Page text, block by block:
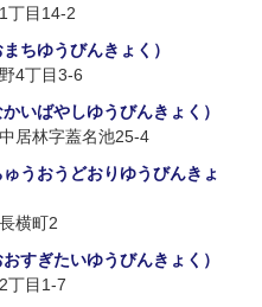
丁目14-2
ちゆうびんきょく）
4丁目3-6
いばやしゆうびんきょく）
居林字蓋名池25-4
うおうどおりゆうびんきょ
横町2
すぎたいゆうびんきょく）
丁目1-7